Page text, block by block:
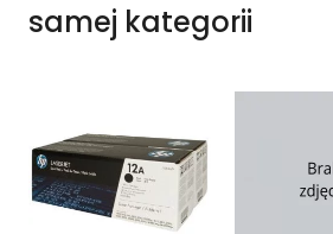
samej kategorii